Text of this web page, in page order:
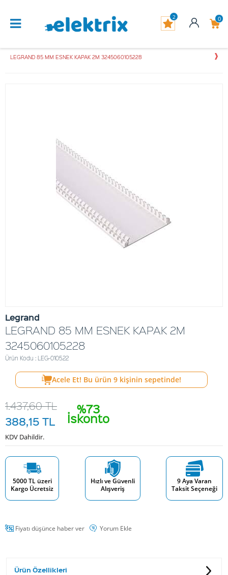
0
2
LEGRAND 85 MM ESNEK KAPAK 2M 3245060105228
Legrand
LEGRAND 85 MM ESNEK KAPAK 2M
3245060105228
Ürün Kodu : LEG-010522
Acele Et! Bu ürün 9 kişinin sepetinde!
%73
İskonto
1.437,60TL
388,15 TL
KDV Dahildir.
5000 TL üzeri
Kargo Ücretsiz
Hızlı ve Güvenli
Alışveriş
9 Aya Varan
Taksit Seçeneği
Fiyatı düşünce haber ver Yorum Ekle
Ürün Özellikleri